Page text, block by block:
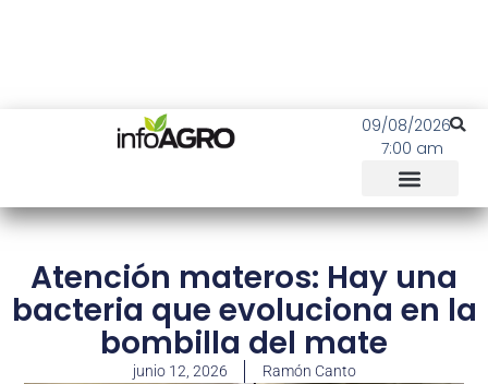
09/08/2026
7:00 am
Atención materos: Hay una
bacteria que evoluciona en la
bombilla del mate
junio 12, 2026 Ramón Canto